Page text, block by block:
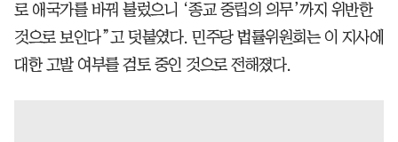
로 애국가를 바꿔 불렀으니 ‘종교 중립의 의무’까지 위반한
것으로 보인다”고 덧붙였다. 민주당 법률위원회는 이 지사에
대한 고발 여부를 검토 중인 것으로 전해졌다.